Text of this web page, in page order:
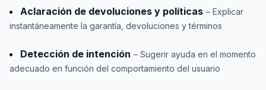
Aclaración de devoluciones y políticas – Explicar
instantáneamente la garantía, devoluciones y términos
Detección de intención – Sugerir ayuda en el momento
adecuado en función del comportamiento del usuario